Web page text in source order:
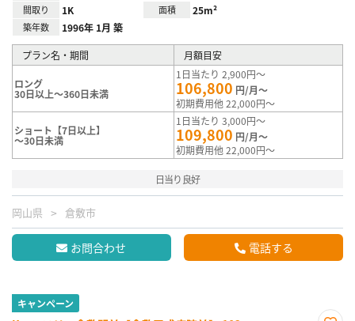
間取り 1K 面積 25m²
築年数 1996年 1月 築
プラン名・期間 月額目安
ロング
30日以上～360日未満
1日当たり 2,900円～
106,800 円/月～
初期費用他 22,000円～
ショート【7日以上】
～30日未満
1日当たり 3,000円～
109,800 円/月～
初期費用他 22,000円～
日当り良好
岡山県 倉敷市
お問合わせ 電話する
キャンペーン